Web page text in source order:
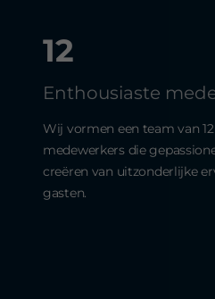
12
Enthousiaste
Wij vormen een team van
medewerkers die
creëren van uitzonderlijke
gasten.